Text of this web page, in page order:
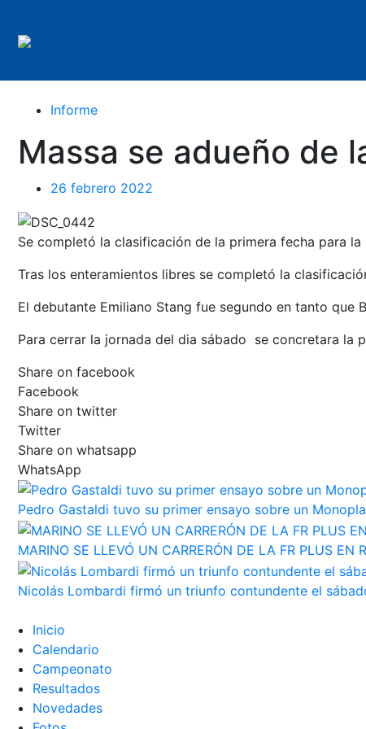
Informe
Massa se adueño de
26 febrero 2022
Se completó la clasificación de la primera fecha para
Tras los enteramientos libres se completó la
El debutante Emiliano Stang fue segundo en tanto
Para cerrar la jornada del dia sábado se concretara la
Share on facebook
Facebook
Share on twitter
Twitter
Share on whatsapp
WhatsApp
Pedro Gastaldi tuvo su primer ensayo sobre un
MARINO SE LLEVÓ UN CARRERÓN DE LA FR PLUS EN
Nicolás Lombardi firmó un triunfo contundente el
Inicio
Calendario
Campeonato
Resultados
Novedades